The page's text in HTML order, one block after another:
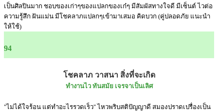
เป็นศิลปินมาก ชอบของเก่าๆของแปลกของเก๋ๆ มีสัมผัสทางใจดี มีเซ็นต์ ไวต่อ
ความรู้สึก ฝันแม่น มีโชคลาภแปลกๆเข้ามาเสมอ คิดบวก (คู่ปลอดภัย แนะนำ
ให้ใช้)
94
โชคลาภ วาสนา สิ่งที่จะเกิด
ทำงานไว ทันสมัย เจรจาเป็นเลิศ
"ไม่ได้ใจร้อน แต่ทำอะไรรวดเร็ว" ไหวพริบสติปัญญาดี สมองปราดเปรื่องเป็น